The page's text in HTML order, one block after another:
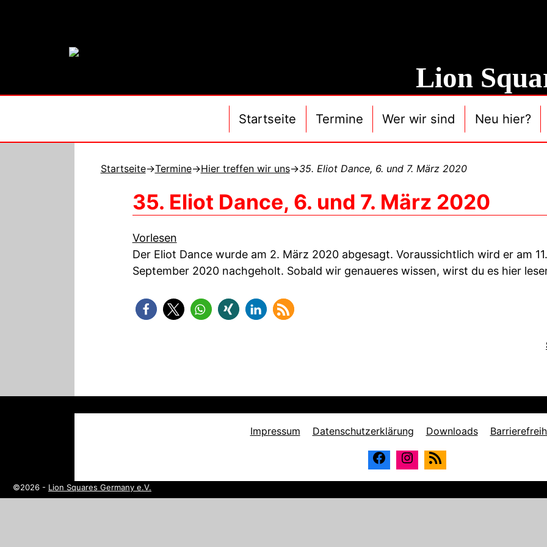
Lion
Startseite Termine Wer wir sind Neu hier?
Startseite→Termine→Hier treffen wir uns→35. Eliot Dance, 6. und 7. März 2020
35. Eliot Dance, 6. und 7. März 2020
Vorlesen
Der Eliot Dancewurde am 2. März 2020 abgesagt. Voraussichtlich wird er am
September 2020 nachgeholt. Sobald wir genaueres wissen, wirst du es hier
Impressum Datenschutzerklärung Downloads
©2026 - Lion Squares Germany e.V.